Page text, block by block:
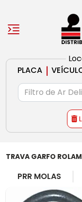
PLACA |
TRAVA GARFO
PRR MOLAS